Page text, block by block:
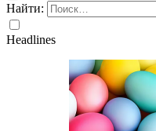
Найти:
Headlines